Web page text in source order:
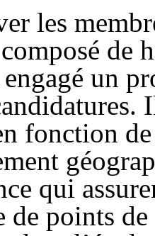
les
de
un
fonction
qui
points